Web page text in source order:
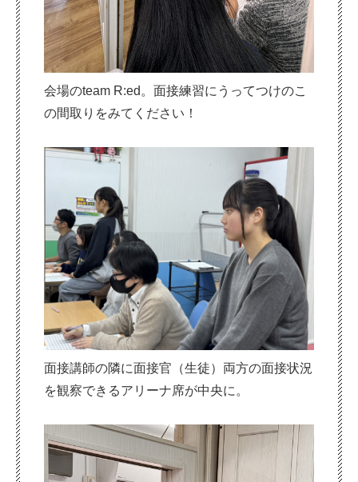
会場のteam R:ed。面接練習にうってつけのこ
の間取りをみてください！
面接講師の隣に面接官（生徒）両方の面接状況
を観察できるアリーナ席が中央に。